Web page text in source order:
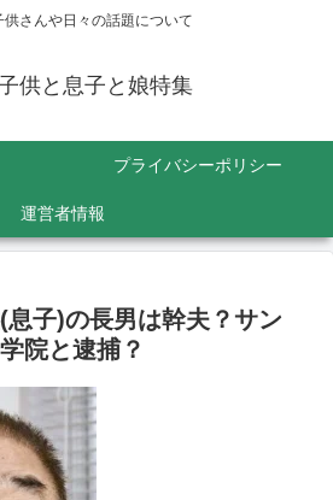
供さんや日々の話題について
供と息子と娘特集
プライバシーポリシー
運営者情報
子)の長男は幹夫？サン
院と逮捕？